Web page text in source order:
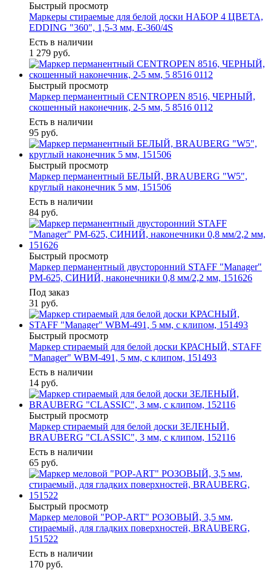
Быстрый просмотр
Маркеры стираемые для белой доски НАБОР 4 ЦВЕТА,
EDDING "360", 1,5-3 мм, E-360/4S
Есть в наличии
1 279 руб.
Быстрый просмотр
Маркер перманентный CENTROPEN 8516, ЧЕРНЫЙ,
скошенный наконечник, 2-5 мм, 5 8516 0112
Есть в наличии
95 руб.
Быстрый просмотр
Маркер перманентный БЕЛЫЙ, BRAUBERG "W5",
круглый наконечник 5 мм, 151506
Есть в наличии
84 руб.
Быстрый просмотр
Маркер перманентный двусторонний STAFF "Manager"
PM-625, СИНИЙ, наконечники 0,8 мм/2,2 мм, 151626
Под заказ
31 руб.
Быстрый просмотр
Маркер стираемый для белой доски КРАСНЫЙ, STAFF
"Manager" WBM-491, 5 мм, с клипом, 151493
Есть в наличии
14 руб.
Быстрый просмотр
Маркер стираемый для белой доски ЗЕЛЕНЫЙ,
BRAUBERG "CLASSIC", 3 мм, с клипом, 152116
Есть в наличии
65 руб.
Быстрый просмотр
Маркер меловой "POP-ART" РОЗОВЫЙ, 3,5 мм,
стираемый, для гладких поверхностей, BRAUBERG,
151522
Есть в наличии
170 руб.